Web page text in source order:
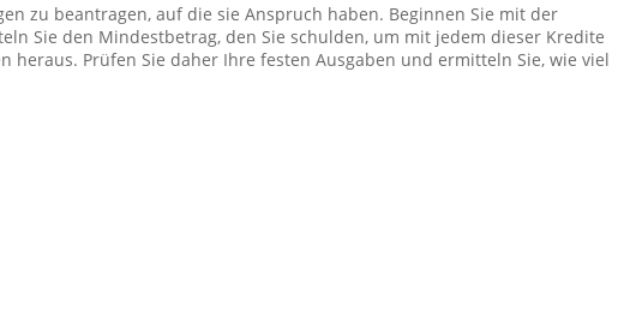
zu beantragen, auf die sie Anspruch haben. Beginnen Sie mit der
Sie den Mindestbetrag, den Sie schulden, um mit jedem dieser Kredite
Prüfen Sie daher Ihre festen Ausgaben und ermitteln Sie, wie viel